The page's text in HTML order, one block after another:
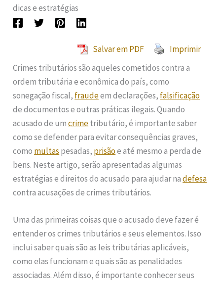
dicas e estratégias
Salvar em PDF
Imprimir
Crimes tributários são aqueles cometidos contra a
ordem tributária e econômica do país, como
sonegação fiscal, fraudeem declarações, falsificação
de documentos e outras práticas ilegais. Quando
acusado de umcrimetributário, é importante saber
como se defender para evitar consequências graves,
como multas pesadas, prisãoe até mesmo a perda de
bens. Neste artigo, serão apresentadas algumas
estratégias e direitos do acusado para ajudar nadefesa
contra acusações de crimes tributários.
Uma das primeiras coisas que o acusado deve fazer é
entender os crimes tributários e seus elementos. Isso
inclui saber quais são as leis tributárias aplicáveis,
como elas funcionam e quais são as penalidades
associadas. Além disso, é importante conhecer seus